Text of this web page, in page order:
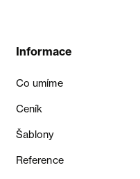
Informace
Co umíme
Ceník
Šablony
Reference